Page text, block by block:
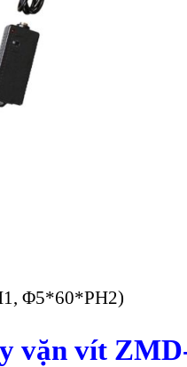
Φ5*60*PH2)
vặn vít